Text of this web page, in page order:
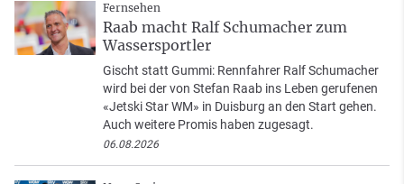
Fernsehen
Raab macht Ralf Schumacher zum
Wassersportler
Gischt statt Gummi: Rennfahrer Ralf Schumacher
wird bei der von Stefan Raab ins Leben gerufenen
«Jetski Star WM» in Duisburg an den Start gehen.
Auch weitere Promis haben zugesagt.
06.08.2026